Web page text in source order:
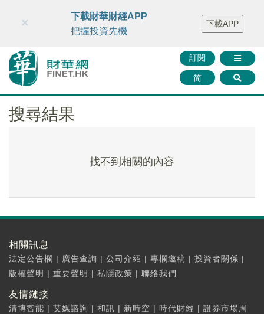
財華智庫網 FINTV FINMETA 財華證券 媒體矩陣
智庫沙龍
聯絡我們
訂閱
简
×
下載財華財經APP
把握投資先機
下載APP
搜尋結果
找不到相關的內容
相關訊息
法定公告欄 | 廣告查詢 | 公司介紹 | 專欄邀稿 | 投資者關係 |
版權聲明 | 重要聲明 | 私隱政策 | 聯絡我們
友情鏈接
清博智能 | 艾媒諮詢 | 和訊 | 新時空 | 時代財經 | 證券市場周